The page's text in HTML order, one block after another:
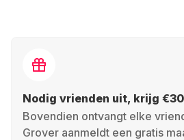
Nodig vrienden uit, krijg
Bovendien ontvangt elke
Grover aanmeldt een gratis